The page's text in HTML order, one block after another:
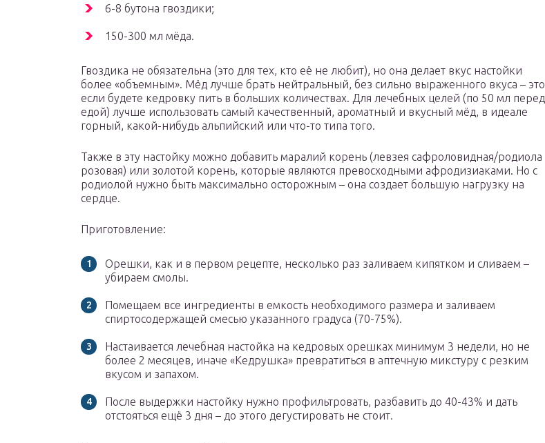
6-8 бутона гвоздики;
150-300 мл мёда.
Гвоздика не обязательна (это для тех, кто её не любит), но она делает вкус настойки
более «объемным». Мёд лучше брать нейтральный, без сильно выраженного вкуса – это
если будете кедровку пить в больших количествах. Для лечебных целей (по 50 мл перед
едой) лучше использовать самый качественный, ароматный и вкусный мёд, в идеале
горный, какой-нибудь альпийский или что-то типа того.
Также в эту настойку можно добавить маралий корень (левзея сафроловидная/родиола
розовая) или золотой корень, которые являются превосходными афродизиаками. Но с
родиолой нужно быть максимально осторожным – она создает большую нагрузку на
сердце.
Приготовление:
Орешки, как и в первом рецепте, несколько раз заливаем кипятком и сливаем –
убираем смолы.
Помещаем все ингредиенты в емкость необходимого размера и заливаем
спиртосодержащей смесью указанного градуса (70-75%).
Настаивается лечебная настойка на кедровых орешках минимум 3 недели, но не
более 2 месяцев, иначе «Кедрушка» превратиться в аптечную микстуру с резким
вкусом и запахом.
После выдержки настойку нужно профильтровать, разбавить до 40-43% и дать
отстояться ещё 3 дня – до этого дегустировать не стоит.